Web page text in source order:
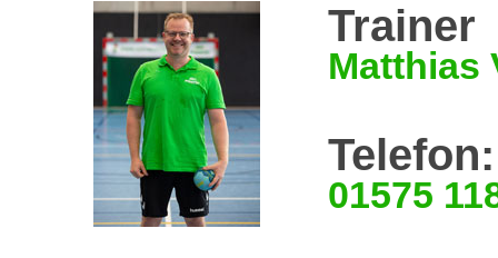
Trainer
Matthias
Telefon:
01575